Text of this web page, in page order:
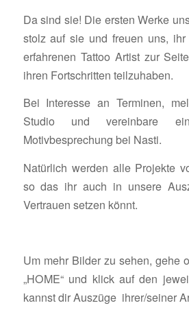
Da sind sie! Die ersten Werke
stolz auf sie und freuen uns,
erfahrenen Tattoo Artist zur
ihren Fortschritten teilzuhaben.
Bei Interesse an Terminen,
Studio und vereinbare
Motivbesprechung bei Nasti.
Natürlich werden alle Projekte
so das ihr auch in unsere
Vertrauen setzen könnt.
Um mehr Bilder zu sehen, gehe
„HOME“ und klick auf den
kannst dir Auszüge ihrer/seiner